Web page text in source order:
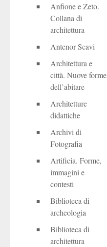
Anfione e Zeto.
Collana di
architettura
Antenor Scavi
Architettura e
città. Nuove forme
dell’abitare
Architetture
didattiche
Archivi di
Fotografia
Artificia. Forme,
immagini e
contesti
Biblioteca di
archeologia
Biblioteca di
architettura